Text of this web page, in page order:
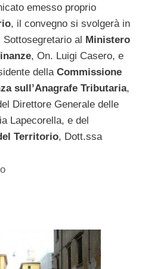
emesso proprio
, il convegno si svolgerà in
al Ministero
, On. Luigi Casero, e
della Commissione
sull’Anagrafe Tributaria,
Direttore Generale delle
Lapecorella, e del
Territorio, Dott.ssa